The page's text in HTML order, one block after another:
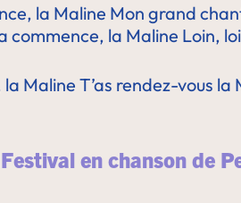
la Maline Mon grand
commence, la Maline Loin,
la MalineT’as rendez-vous la
en chanson de